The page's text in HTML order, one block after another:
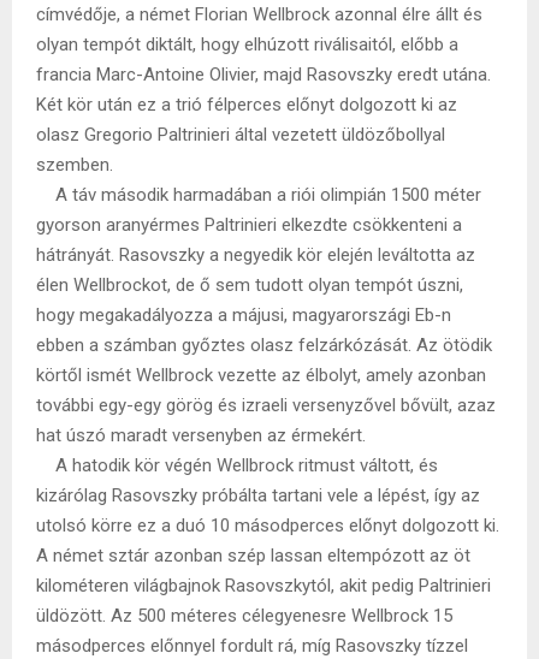
címvédője, a német Florian Wellbrock azonnal élre állt és
olyan tempót diktált, hogy elhúzott riválisaitól, előbb a
francia Marc-Antoine Olivier, majd Rasovszky eredt utána.
Két kör után ez a trió félperces előnyt dolgozott ki az
olasz Gregorio Paltrinieri által vezetett üldözőbollyal
szemben.
A táv második harmadában a riói olimpián 1500 méter
gyorson aranyérmes Paltrinieri elkezdte csökkenteni a
hátrányát. Rasovszky a negyedik kör elején leváltotta az
élen Wellbrockot, de ő sem tudott olyan tempót úszni,
hogy megakadályozza a májusi, magyarországi Eb-n
ebben a számban győztes olasz felzárkózását. Az ötödik
körtől ismét Wellbrock vezette az élbolyt, amely azonban
további egy-egy görög és izraeli versenyzővel bővült, azaz
hat úszó maradt versenyben az érmekért.
A hatodik kör végén Wellbrock ritmust váltott, és
kizárólag Rasovszky próbálta tartani vele a lépést, így az
utolsó körre ez a duó 10 másodperces előnyt dolgozott ki.
A német sztár azonban szép lassan eltempózott az öt
kilométeren világbajnok Rasovszkytól, akit pedig Paltrinieri
üldözött. Az 500 méteres célegyenesre Wellbrock 15
másodperces előnnyel fordult rá, míg Rasovszky tízzel